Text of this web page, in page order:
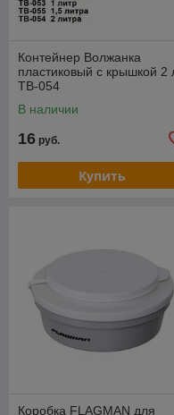
Контейнер Волжанка
пластиковый с крышкой 2
TB-054
В наличии
16 руб.
Купить
Коробка FLAGMAN для